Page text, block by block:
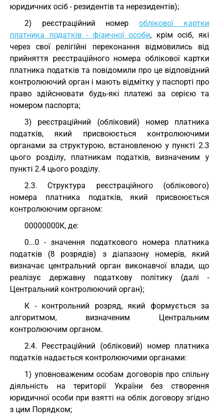
юридичних осіб - резидентів та нерезидентів);
2) реєстраційний номер облікової картки
платника податків - фізичної особи, крім осіб, які
через свої релігійні переконання відмовились від
прийняття реєстраційного номера облікової картки
платника податків та повідомили про це відповідний
контролюючий орган і мають відмітку у паспорті про
право здійснювати будь-які платежі за серією та
номером паспорта;
3) реєстраційний (обліковий) номер платника
податків, який присвоюється контролюючими
органами за структурою, встановленою у пункті 2.3
цього розділу, платникам податків, визначеним у
пункті 2.4 цього розділу.
2.3. Структура реєстраційного (облікового)
номера платника податків, який присвоюється
контролюючим органом:
00000000К, де:
0...0 - значення податкового номера платника
податків (8 розрядів) з діапазону номерів, який
визначає центральний орган виконавчої влади, що
реалізує державну податкову політику (далі -
Центральний контролюючий орган);
К - контрольний розряд, який формується за
алгоритмом, визначеним Центральним
контролюючим органом.
2.4. Реєстраційний (обліковий) номер платника
податків надається контролюючими органами:
1) уповноваженим особам договорів про спільну
діяльність на території України без створення
юридичної особи при взятті на облік договору згідно
з цим Порядком;